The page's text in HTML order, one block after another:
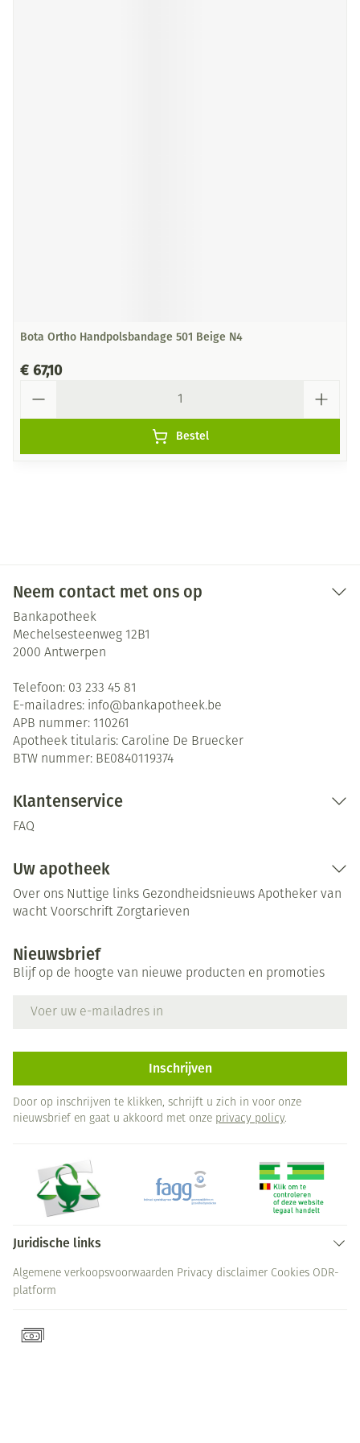
Bota Ortho Handpolsbandage 501 Beige N4
€ 67,10
Bestel
Neem contact met ons op
Bankapotheek
Mechelsesteenweg 12B1
2000 Antwerpen
Telefoon: 03 233 45 81
E-mailadres: info@bankapotheek.be
APB nummer: 110261
Apotheek titularis: Caroline De Bruecker
BTW nummer: BE0840119374
Klantenservice
FAQ
Uw apotheek
Over ons Nuttige links Gezondheidsnieuws Apotheker van
wacht Voorschrift Zorgtarieven
Nieuwsbrief
Blijf op de hoogte van nieuwe producten en promoties
Inschrijven
Door op inschrijven te klikken, schrijft u zich in voor onze
nieuwsbrief en gaat u akkoord met onze privacy policy.
Juridische links
Algemene verkoopsvoorwaarden Privacy disclaimer Cookies ODR-
platform